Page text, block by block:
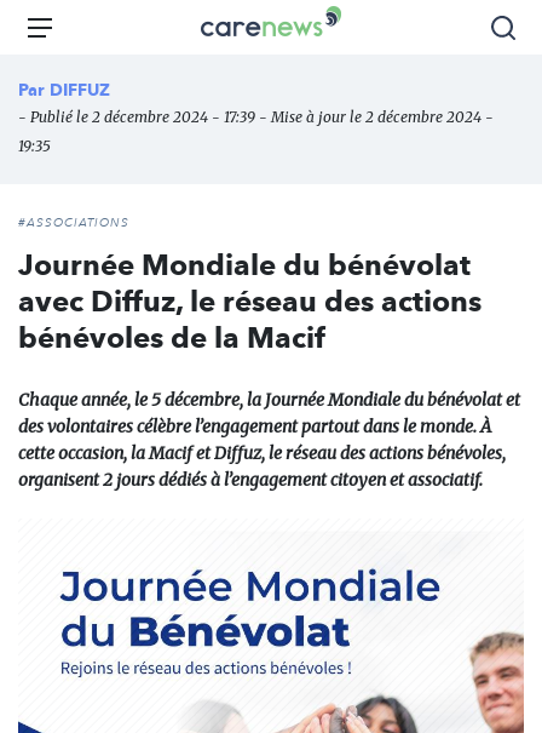
Aller
principal
Carenews,
des
Menu
Par DIFFUZ
- Publié le 2 décembre 2024 - 17:39 - Mise à jour le 2 décembre 2024 -
19:35
#ASSOCIATIONS
Journée Mondiale du bénévolat
avec Diffuz, le réseau des actions
bénévoles de la Macif
Chaque année, le 5 décembre, la Journée Mondiale du bénévolat et
des volontaires célèbre l’engagement partout dans le monde. À
cette occasion, la Macif et Diffuz, le réseau des actions bénévoles,
organisent 2 jours dédiés à l’engagement citoyen et associatif.